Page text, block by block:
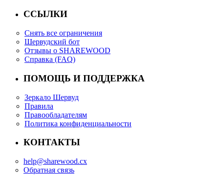
ССЫЛКИ
Снять все ограничения
Шервудский бот
Отзывы о SHAREWOOD
Справка (FAQ)
ПОМОЩЬ И ПОДДЕРЖКА
Зеркало Шервуд
Правила
Правообладателям
Политика конфиденциальности
КОНТАКТЫ
help@sharewood.cx
Обратная связь